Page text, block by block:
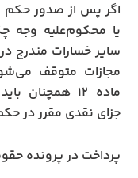
اگر پس از صدور
یا محکوم‌علیه وجه
سایر خسارات مندرج
مجازات متوقف
ماده ۱۲
جزای نقدی مقرر در
پرداخت در پرونده